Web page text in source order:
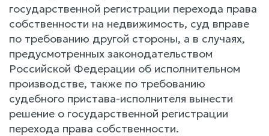
государственной регистрации перехода права
собственности на недвижимость, суд вправе
по требованию другой стороны, а в случаях,
предусмотренных законодательством
Российской Федерации об исполнительном
производстве, также по требованию
судебного пристава-исполнителя вынести
решение о государственной регистрации
перехода права собственности.